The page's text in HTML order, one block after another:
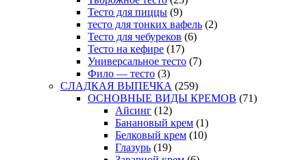
Тесто для пиццы (9)
тесто для тонких вафель (2)
Тесто для чебуреков (6)
Тесто на кефире (17)
Универсальное тесто (7)
Фило — тесто (3)
СЛАДКАЯ ВЫПЕЧКА (259)
ОСНОВНЫЕ ВИДЫ КРЕМОВ (71)
Айсинг (12)
Банановый крем (1)
Белковый крем (10)
Глазурь (19)